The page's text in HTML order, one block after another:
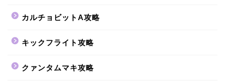
カルチョビットA攻略
キックフライト攻略
クァンタムマキ攻略